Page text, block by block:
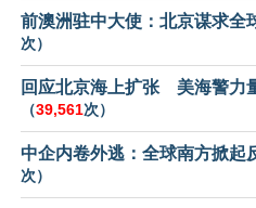
前澳洲驻中大使：北京谋求全
次）
回应北京海上扩张 美海警力
（39,561次）
中企内卷外逃：全球南方掀起
次）